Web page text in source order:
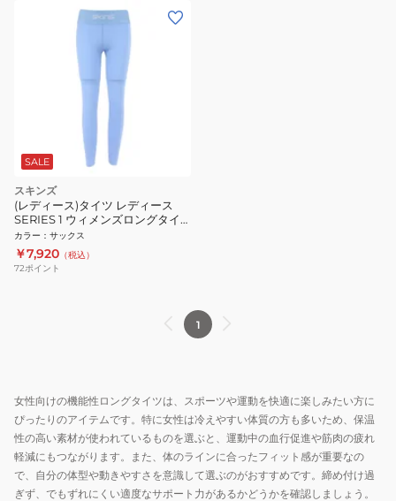
SALE
スキンズ
(レディース)タイツ レディース
SERIES 1 ウィメンズロングタイ
ツ 182-71110-091
カラー ： サックス
￥7,920 （税込）
72ポイント
1
女性向けの機能性ロングタイツは、スポーツや運動を快適に楽しみたい方に
ぴったりのアイテムです。特に女性は冷えやすい体質の方も多いため、保温
性の高い素材が使われているものを選ぶと、運動中の血行促進や筋肉の疲れ
軽減にもつながります。また、体のラインに合ったフィット感が重要なの
で、自分の体型や動きやすさを意識して選ぶのがおすすめです。締め付け過
ぎず、でもずれにくい適度なサポート力があるかどうかを確認しましょう。